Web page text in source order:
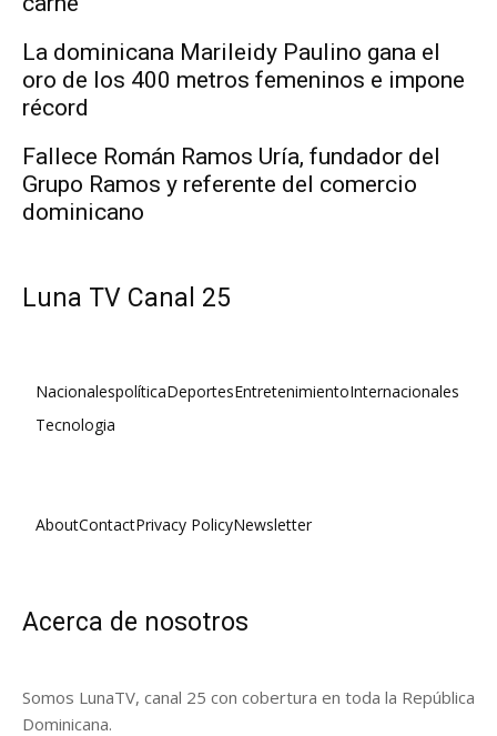
La dominicana Marileidy Paulino gana el
oro de los 400 metros femeninos e impone
récord
Fallece Román Ramos Uría, fundador del
Grupo Ramos y referente del comercio
dominicano
Luna TV Canal 25
NacionalespolíticaDeportesEntretenimientoInternacionales
Tecnologia
AboutContactPrivacy PolicyNewsletter
Acerca de nosotros
Somos LunaTV, canal 25 con cobertura en toda la República
Dominicana.